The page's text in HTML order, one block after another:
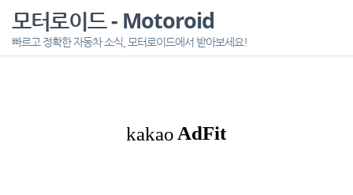
모터로이드 - Motoroid
빠르고 정확한 자동차 소식, 모터로이드에서 받아보세요!